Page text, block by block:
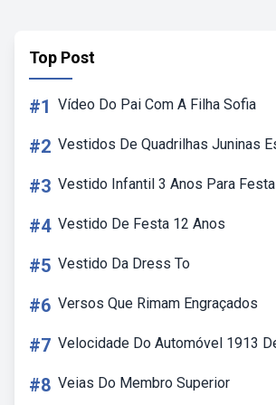
Top Post
#1 Vídeo Do Pai Com A Filha Sofia
#2 Vestidos De Quadrilhas Juninas
#3 Vestido Infantil 3 Anos Para Festa
#4 Vestido De Festa 12 Anos
#5 Vestido Da Dress To
#6 Versos Que Rimam Engraçados
#7 Velocidade Do Automóvel 1913
#8 Veias Do Membro Superior